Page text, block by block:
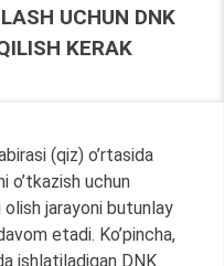
UCHUN DNK
KERAK
(qiz) o’rtasida
o’tkazish uchun
jarayoni butunlay
etadi. Ko’pincha,
ishlatiladigan DNK